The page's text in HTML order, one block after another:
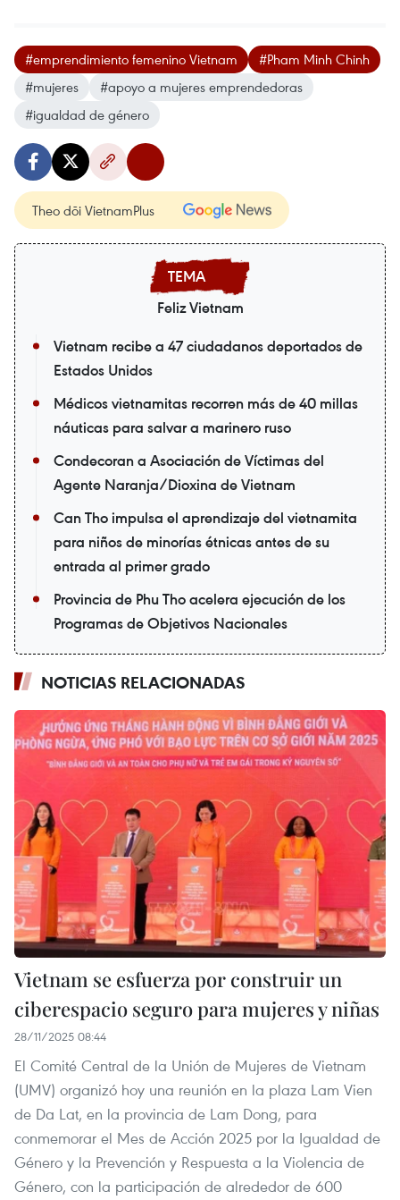
#emprendimiento femenino Vietnam
#Pham Minh Chinh
#mujeres
#apoyo a mujeres emprendedoras
#igualdad de género
Theo dõi VietnamPlus
Feliz Vietnam
Vietnam recibe a 47 ciudadanos deportados de
Estados Unidos
Médicos vietnamitas recorren más de 40 millas
náuticas para salvar a marinero ruso
Condecoran a Asociación de Víctimas del
Agente Naranja/Dioxina de Vietnam
Can Tho impulsa el aprendizaje del vietnamita
para niños de minorías étnicas antes de su
entrada al primer grado
Provincia de Phu Tho acelera ejecución de los
Programas de Objetivos Nacionales
NOTICIAS RELACIONADAS
Vietnam se esfuerza por construir un
ciberespacio seguro para mujeres y niñas
28/11/2025 08:44
El Comité Central de la Unión de Mujeres de Vietnam
(UMV) organizó hoy una reunión en la plaza Lam Vien
de Da Lat, en la provincia de Lam Dong, para
conmemorar el Mes de Acción 2025 por la Igualdad de
Género y la Prevención y Respuesta a la Violencia de
Género, con la participación de alrededor de 600